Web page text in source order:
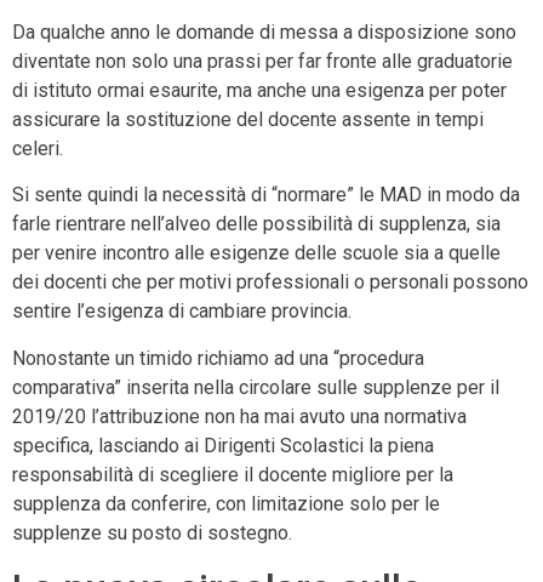
Da qualche anno le domande di messa a disposizione sono
diventate non solo una prassi per far fronte alle graduatorie
di istituto ormai esaurite, ma anche una esigenza per poter
assicurare la sostituzione del docente assente in tempi
celeri.
Si sente quindi la necessità di “normare” le MAD in modo da
farle rientrare nell’alveo delle possibilità di supplenza, sia
per venire incontro alle esigenze delle scuole sia a quelle
dei docenti che per motivi professionali o personali possono
sentire l’esigenza di cambiare provincia.
Nonostante un timido richiamo ad una “procedura
comparativa” inserita nella circolare sulle supplenze per il
2019/20 l’attribuzione non ha mai avuto una normativa
specifica, lasciando ai Dirigenti Scolastici la piena
responsabilità di scegliere il docente migliore per la
supplenza da conferire, con limitazione solo per le
supplenze su posto di sostegno.